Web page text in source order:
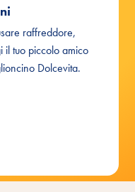
raffreddore,
il tuo piccolo amico
Dolcevita.